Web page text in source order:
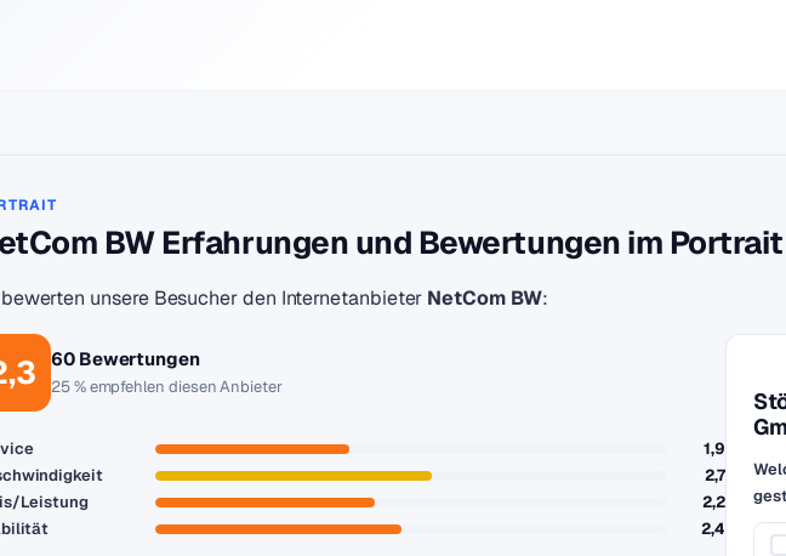
BW Erfahrungen und Bewertungen im Portrait
unsere Besucher den Internetanbieter NetCom BW:
60 Bewertungen
25 % empfehlen diesen Anbieter
1,9
2,7
Leistung
2,2
2,4